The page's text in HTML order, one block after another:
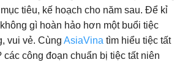
tiêu, kế hoạch cho năm sau. Để kỉ
gì hoàn hảo hơn một buổi tiệc
vui vẻ. Cùng AsiaVina tìm hiểu tiệc tất
các công đoạn chuẩn bị tiệc tất niên